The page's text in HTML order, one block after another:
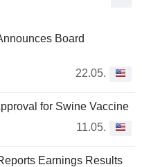
Board
22.05.
for Swine Vaccine
11.05.
Earnings Results